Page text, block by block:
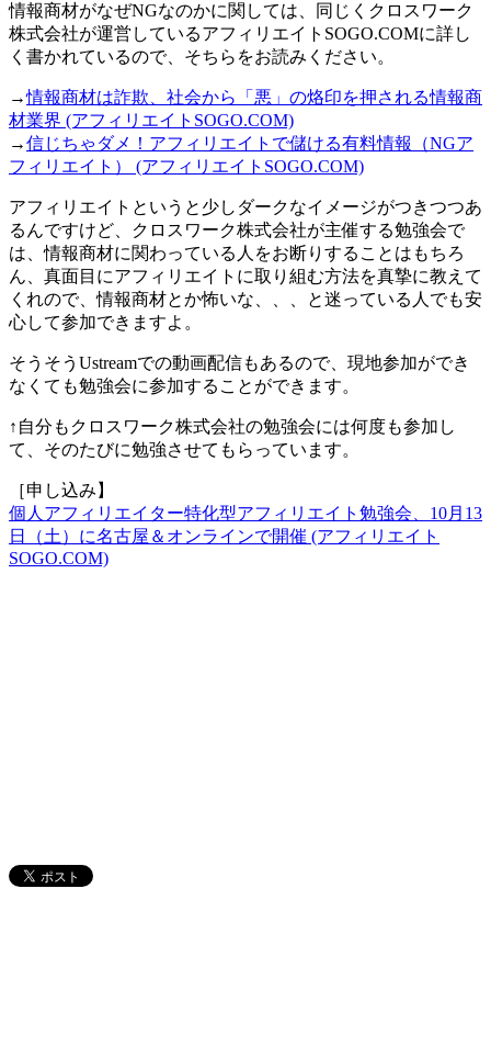
情報商材がなぜNGなのかに関しては、同じくクロスワーク
株式会社が運営しているアフィリエイトSOGO.COMに詳し
く書かれているので、そちらをお読みください。
→情報商材は詐欺、社会から「悪」の烙印を押される情報商
材業界 (アフィリエイトSOGO.COM)
→信じちゃダメ！アフィリエイトで儲ける有料情報（NGア
フィリエイト） (アフィリエイトSOGO.COM)
アフィリエイトというと少しダークなイメージがつきつつあ
るんですけど、クロスワーク株式会社が主催する勉強会で
は、情報商材に関わっている人をお断りすることはもちろ
ん、真面目にアフィリエイトに取り組む方法を真摯に教えて
くれので、情報商材とか怖いな、、、と迷っている人でも安
心して参加できますよ。
そうそうUstreamでの動画配信もあるので、現地参加ができ
なくても勉強会に参加することができます。
↑自分もクロスワーク株式会社の勉強会には何度も参加し
て、そのたびに勉強させてもらっています。
［申し込み】
個人アフィリエイター特化型アフィリエイト勉強会、10月13
日（土）に名古屋＆オンラインで開催 (アフィリエイト
SOGO.COM)